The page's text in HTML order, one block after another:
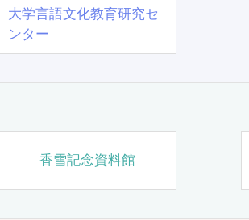
大学言語文化教育研究セ
ンター
香雪記念資料館